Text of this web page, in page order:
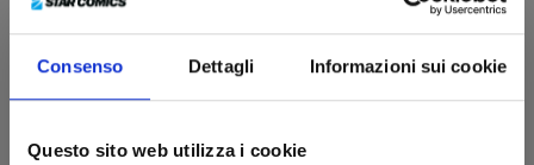
Consenso Dettagli Informazioni sui cookie
Questo sito web utilizza i cookie